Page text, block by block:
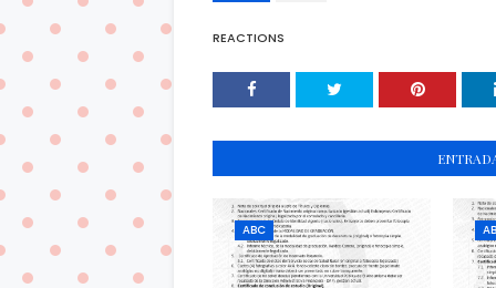
REACTIONS
ABC